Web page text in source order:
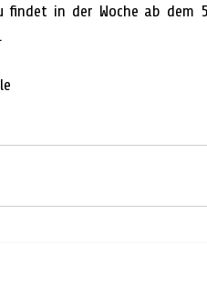
findet in der Woche ab